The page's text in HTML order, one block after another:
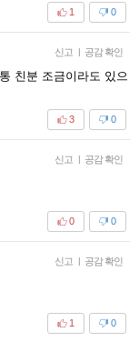
0
1
신고 | 공감 확인
친분 조금이라도 있으
0
3
신고 | 공감 확인
0
0
신고 | 공감 확인
0
1